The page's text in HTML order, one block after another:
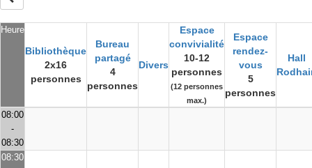
Heure
Bibliothèque
2x16
personnes
Bureau
partagé
4
personnes
Divers
Espace
convivialité
10-12
personnes
(12 personnes
max.)
Espace
rendez-
vous
5
personnes
Hall
08:00
-
08:30
08:30